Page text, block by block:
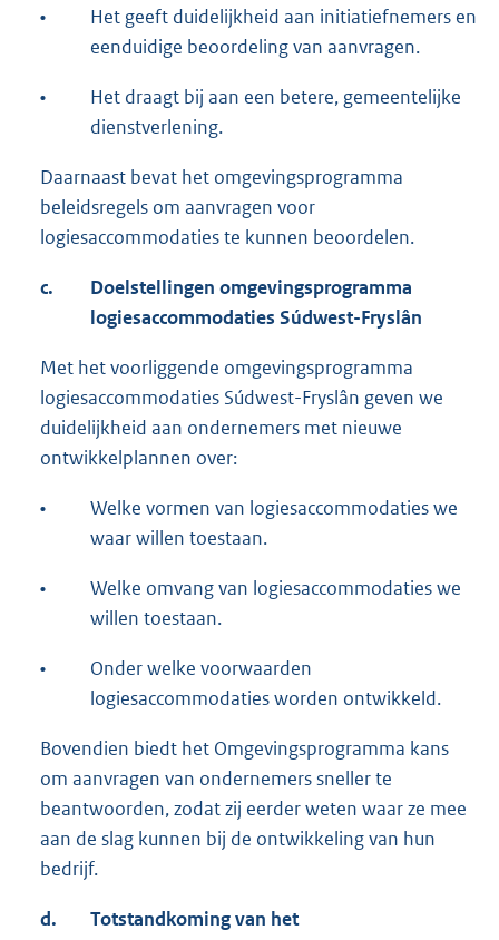
•
Het geeft duidelijkheid aan initiatiefnemers en
eenduidige beoordeling van aanvragen.
•
Het draagt bij aan een betere, gemeentelijke
dienstverlening.
Daarnaast bevat het omgevingsprogramma
beleidsregels om aanvragen voor
logiesaccommodaties te kunnen beoordelen.
c.
Doelstellingen omgevingsprogramma
logiesaccommodaties Súdwest-Fryslân
Met het voorliggende omgevingsprogramma
logiesaccommodaties Súdwest-Fryslân geven we
duidelijkheid aan ondernemers met nieuwe
ontwikkelplannen over:
•
Welke vormen van logiesaccommodaties we
waar willen toestaan.
•
Welke omvang van logiesaccommodaties we
willen toestaan.
•
Onder welke voorwaarden
logiesaccommodaties worden ontwikkeld.
Bovendien biedt het Omgevingsprogramma kans
om aanvragen van ondernemers sneller te
beantwoorden, zodat zij eerder weten waar ze mee
aan de slag kunnen bij de ontwikkeling van hun
bedrijf.
d.
Totstandkoming van het